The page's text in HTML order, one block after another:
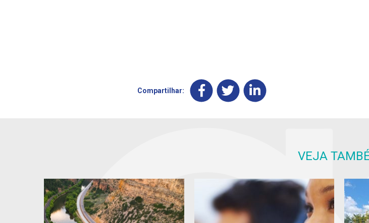
Compartilhar:
VEJA